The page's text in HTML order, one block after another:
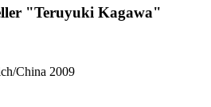
"Teruyuki Kagawa"
China 2009